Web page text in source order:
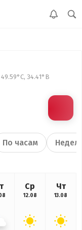
34.41°В
По часам
Ср
12.08
Чт
13.08